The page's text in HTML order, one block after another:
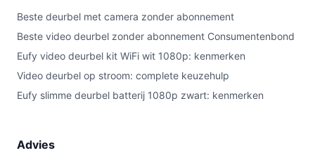
Beste deurbel met camera zonder abonnement
Beste video deurbel zonder abonnement Consumentenbond
Eufy video deurbel kit WiFi wit 1080p: kenmerken
Video deurbel op stroom: complete keuzehulp
Eufy slimme deurbel batterij 1080p zwart: kenmerken
Advies